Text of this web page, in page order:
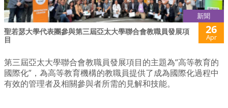
新聞
聖若瑟大學代表團參與第三屆亞太大學聯合會教職員發展項
目
26
Apr
第三屆亞太大學聯合會教職員發展項目的主題為“高等教育的
國際化”，為高等教育機構的教職員提供了成為國際化過程中
有效的管理者及相關參與者所需的見解和技能。